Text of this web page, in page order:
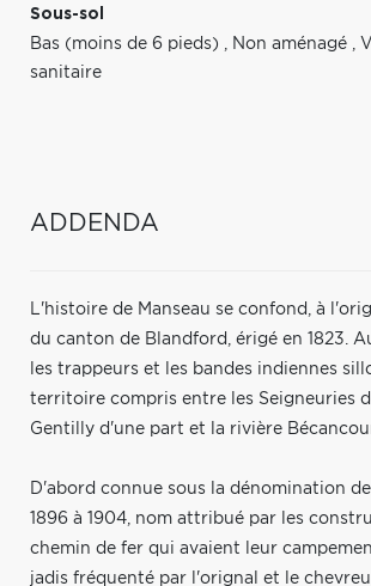
Sous-sol
Bas (moins de 6 pieds) , Non aménagé ,
sanitaire
ADDENDA
L'histoire de Manseau se confond, à
du canton de Blandford, érigé en 1823.
les trappeurs et les bandes indiennes
territoire compris entre les Seigneuries
Gentilly d'une part et la rivière
D'abord connue sous la dénomination
1896 à 1904, nom attribué par les
chemin de fer qui avaient leur
jadis fréquenté par l'orignal et le